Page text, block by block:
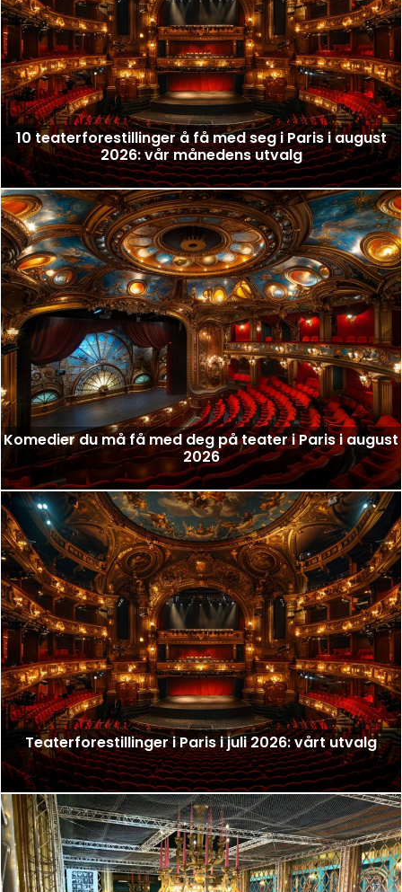
10 teaterforestillinger å få med seg i Paris i august
2026: vår månedens utvalg
Komedier du må få med deg på teater i Paris i august
2026
Teaterforestillinger i Paris i juli 2026: vårt utvalg